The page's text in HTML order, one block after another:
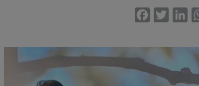
FacebookTwitter